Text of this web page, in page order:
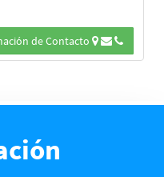
de Contacto